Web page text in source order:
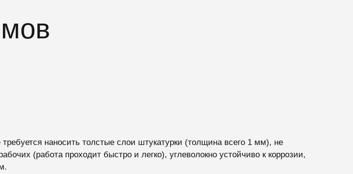
наносить толстые слои штукатурки (толщина всего 1 мм), не
(работа проходит быстро и легко), углеволокно устойчиво к коррозии,